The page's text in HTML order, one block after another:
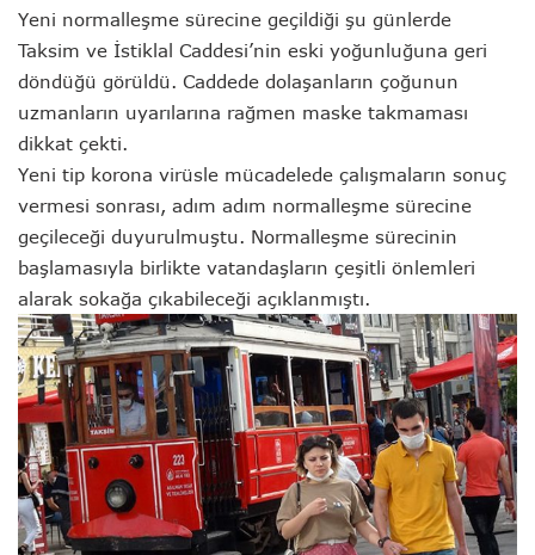
Yeni normalleşme sürecine geçildiği şu günlerde
Taksim ve İstiklal Caddesi’nin eski yoğunluğuna geri
döndüğü görüldü. Caddede dolaşanların çoğunun
uzmanların uyarılarına rağmen maske takmaması
dikkat çekti.
Yeni tip korona virüsle mücadelede çalışmaların sonuç
vermesi sonrası, adım adım normalleşme sürecine
geçileceği duyurulmuştu. Normalleşme sürecinin
başlamasıyla birlikte vatandaşların çeşitli önlemleri
alarak sokağa çıkabileceği açıklanmıştı.